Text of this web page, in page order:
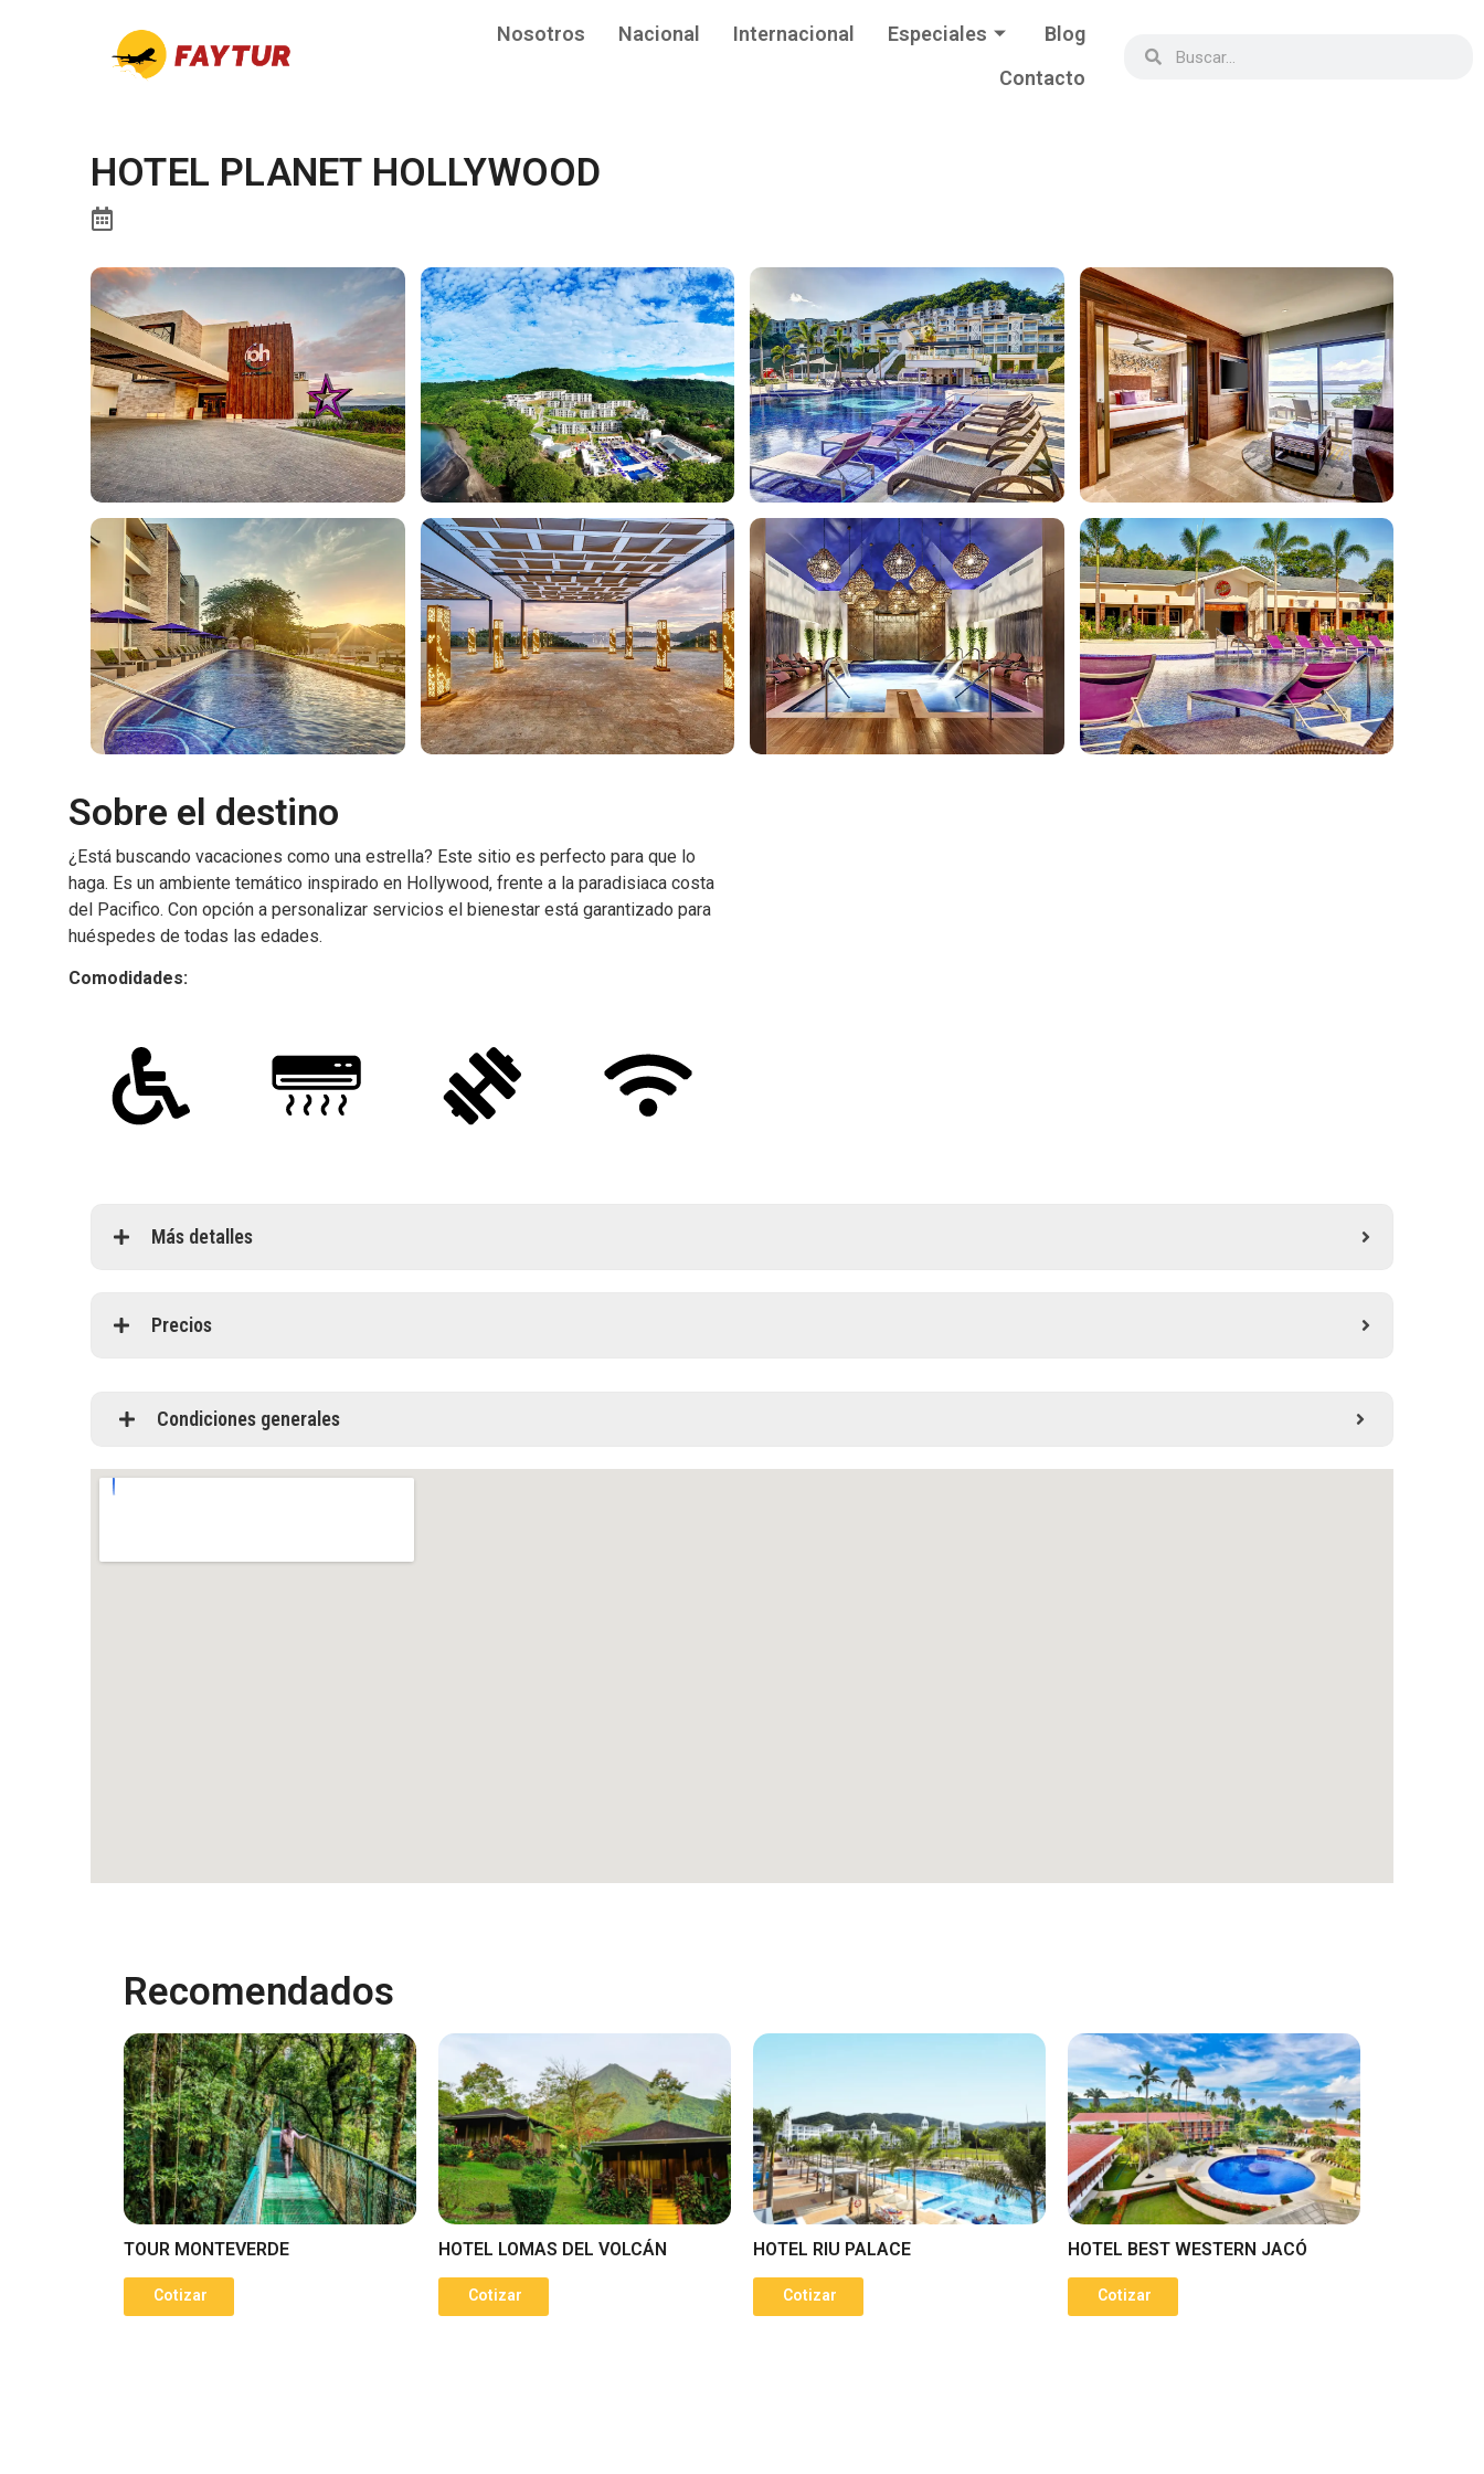
Nosotros Nacional Internacional Especiales
Blog
Contacto
HOTEL PLANET HOLLYWOOD
Sobre el destino
¿Está buscando vacaciones como una estrella? Este sitio es perfecto para que lo
haga. Es un ambiente temático inspirado en Hollywood, frente a la paradisiaca costa
del Pacifico. Con opción a personalizar servicios el bienestar está garantizado para
huéspedes de todas las edades.
Comodidades:
Más detalles
Precios
Condiciones generales
Recomendados
TOUR MONTEVERDE
Cotizar
HOTEL LOMAS DEL VOLCÁN
Cotizar
HOTEL RIU PALACE
Cotizar
HOTEL BEST WESTERN JACÓ
Cotizar